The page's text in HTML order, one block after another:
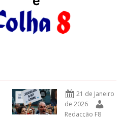
21 de Janeiro
de 2026
Redacção F8